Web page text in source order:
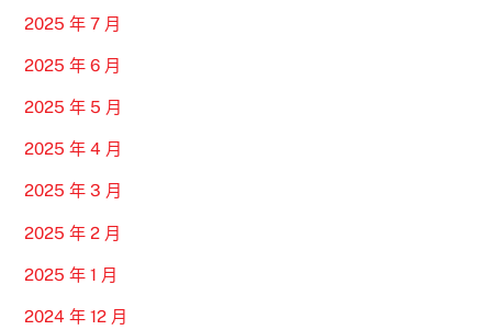
2025 年 7 月
2025 年 6 月
2025 年 5 月
2025 年 4 月
2025 年 3 月
2025 年 2 月
2025 年 1 月
2024 年 12 月